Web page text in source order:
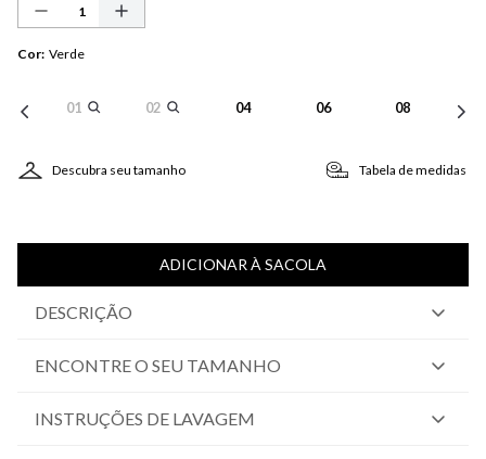
Cor: Verde
01 02 04 06 08
Descubra seu tamanho Tabela de medidas
ADICIONAR À SACOLA
DESCRIÇÃO
ENCONTRE O SEU TAMANHO
INSTRUÇÕES DE LAVAGEM